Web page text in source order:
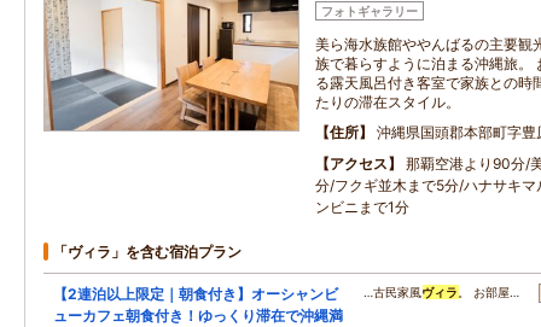
フォトギャラリー
美ら海水族館ややんばるの主要観
族で暮らすように泊まる沖縄旅。
る露天風呂付き客室で家族との時
たりの滞在スタイル。
住所
沖縄県国頭郡本部町字豊
アクセス
那覇空港より90分/
分/フクギ並木まで5分/ハナサキ
ンビニまで1分
「ヴィラ」を含む宿泊プラン
【2連泊以上限定｜朝食付き】オーシャンビ
ューカフェ朝食付き！ゆっくり滞在で沖縄満
…古民家風ヴィラ 。 お部屋…